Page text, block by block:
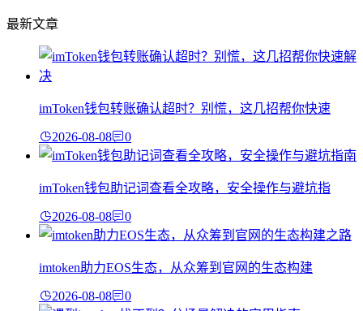
最新文章
imToken钱包转账确认超时？别慌，这几招帮你快速
2026-08-08 0
imToken钱包助记词查看全攻略，安全操作与避坑指
2026-08-08 0
imtoken助力EOS生态，从众筹到官网的生态构建
2026-08-08 0